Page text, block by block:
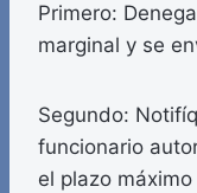
Primero:
marginal y se
Segundo:
funcionario
el plazo